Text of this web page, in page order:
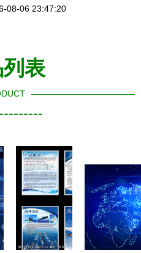
08-06 23:47:20
表